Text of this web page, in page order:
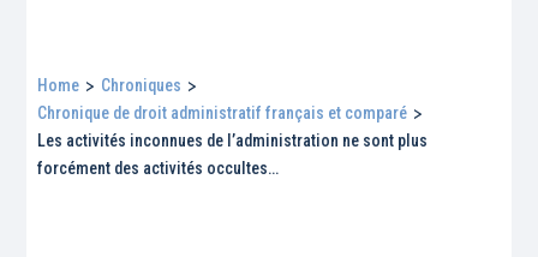
Home > Chroniques >
Chronique de droit administratif français et comparé >
Les activités inconnues de l’administration ne sont plus
forcément des activités occultes…